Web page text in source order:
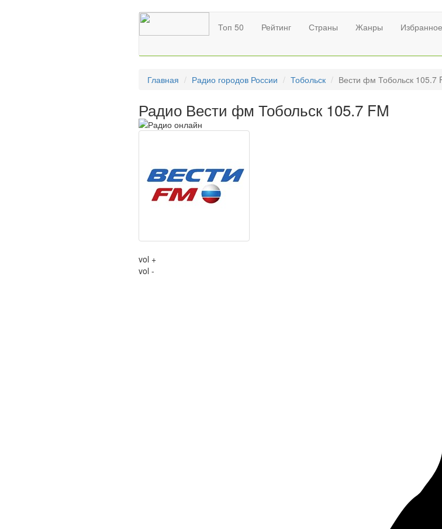
Топ 50 Рейтинг Страны Жанры Избранное
Главная Радио городов России Тобольск Вести фм Тобольск 105.7
Радио Вести фм Тобольск 105.7 FM
vol +
vol -